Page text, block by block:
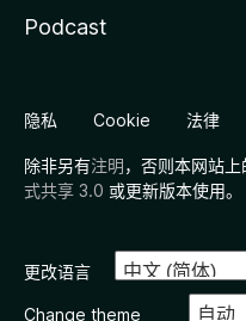
Podcast
隐私 Cookie 法律
除非另有注明，否则本网站
式共享 3.0 或更新版本使用。
更改语言
Change theme